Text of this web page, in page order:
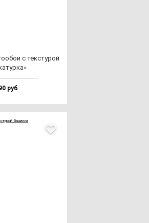
с тек­сту­рой
руб